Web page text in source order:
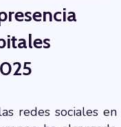
redes sociales en